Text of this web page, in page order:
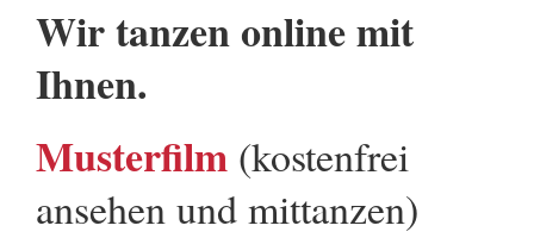
Wir tanzen online mit
Ihnen.
Musterfilm (kostenfrei
ansehen und mittanzen)